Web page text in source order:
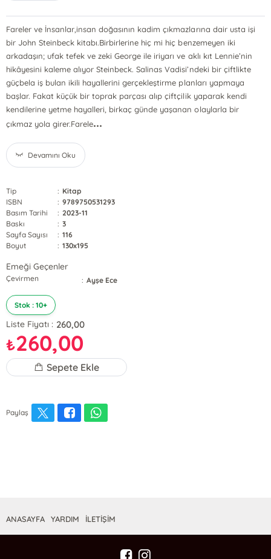
Fareler ve İnsanlar,insan doğasının kadim çıkmazlarına dair usta işi
bir John Steinbeck kitabı.Birbirlerine hiç mi hiç benzemeyen iki
arkadaşın; ufak tefek ve zeki George ile iriyarı ve aklı kıt Lennie’nin
hikâyesini kaleme alıyor Steinbeck. Salinas Vadisi’ndeki bir çiftlikte
güçbela iş bulan ikili hayallerini gerçekleştirme planları yapmaya
başlar. Fakat küçük bir toprak parçası alıp çiftçilik yaparak kendi
kendilerine yetme hayalleri, birkaç günde yaşanan olaylarla bir
çıkmaz yola girer.Farele...
Devamını Oku
Tip : Kitap
ISBN
: 9789750531293
Basım Tarihi
: 2023-11
Baskı
: 3
Sayfa Sayısı
: 116
Boyut
: 130x195
Emeği Geçenler
Çevirmen : Ayşe Ece
Stok : 10+
Liste Fiyatı : 260,00
₺260,00
Sepete Ekle
Paylaş
ANASAYFA YARDIM İLETİŞİM